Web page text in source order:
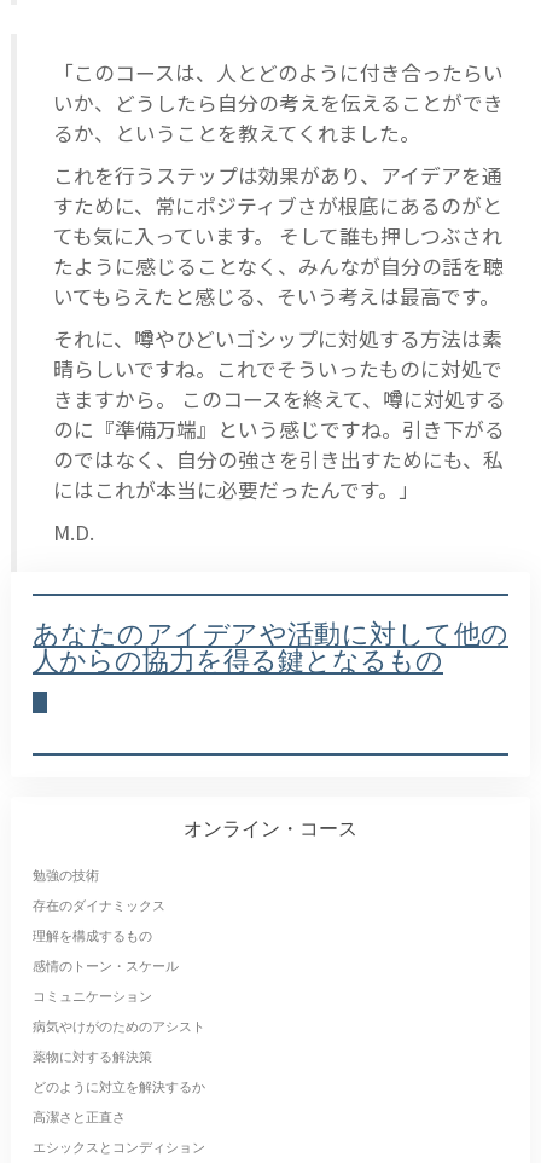
「このコースは、人とどのように付き合ったらい
いか、どうしたら自分の考えを伝えることができ
るか、ということを教えてくれました。
これを行うステップは効果があり、アイデアを通
すために、常にポジティブさが根底にあるのがと
ても気に入っています。 そして誰も押しつぶされ
たように感じることなく、みんなが自分の話を聴
いてもらえたと感じる、そいう考えは最高です。
それに、噂やひどいゴシップに対処する方法は素
晴らしいですね。これでそういったものに対処で
きますから。 このコースを終えて、噂に対処する
のに『準備万端』という感じですね。引き下がる
のではなく、自分の強さを引き出すためにも、私
にはこれが本当に必要だったんです。」
M.D.
あなたのアイデアや活動に対して他の
人からの協力を得る鍵となるもの
オンライン・コース
勉強の技術
存在のダイナミックス
理解を構成するもの
感情のトーン・スケール
コミュニケーション
病気やけがのためのアシスト
薬物に対する解決策
どのように対立を解決するか
高潔さと正直さ
エシックスとコンディション